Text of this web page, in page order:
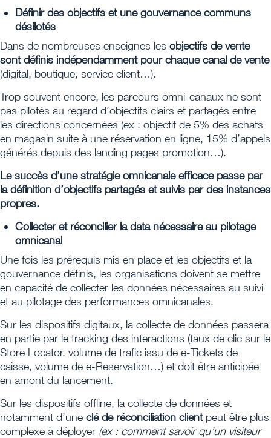
Définir des objectifs et une gouvernance communs
désilotés
Dans de nombreuses enseignes les objectifs de vente
sont définis indépendamment pour chaque canal de vente
(digital, boutique, service client…).
Trop souvent encore, les parcours omni-canaux ne sont
pas pilotés au regard d’objectifs clairs et partagés entre
les directions concernées (ex : objectif de 5% des achats
en magasin suite à une réservation en ligne, 15% d’appels
générés depuis des landing pages promotion…).
Le succès d’une stratégie omnicanale efficace passe par
la définition d’objectifs partagés et suivis par des instances
propres.
Collecter et réconcilier la data nécessaire au pilotage
omnicanal
Une fois les prérequis mis en place et les objectifs et la
gouvernance définis, les organisations doivent se mettre
en capacité de collecter les données nécessaires au suivi
et au pilotage des performances omnicanales.
Sur les dispositifs digitaux, la collecte de données passera
en partie par le tracking des interactions (taux de clic sur le
Store Locator, volume de trafic issu de e-Tickets de
caisse, volume de e-Reservation…) et doit être anticipée
en amont du lancement.
Sur les dispositifs offline, la collecte de données et
notamment d’une clé de réconciliation client peut être plus
complexe à déployer (ex : comment savoir qu’un visiteur